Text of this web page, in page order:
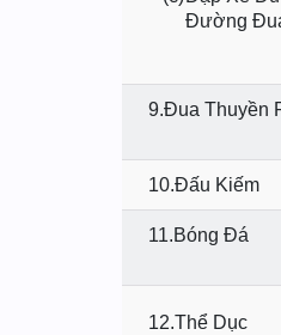
Đường
9.Đua Thuyền
10.Đấu Kiếm
11.Bóng Đá
12.Thể Dục